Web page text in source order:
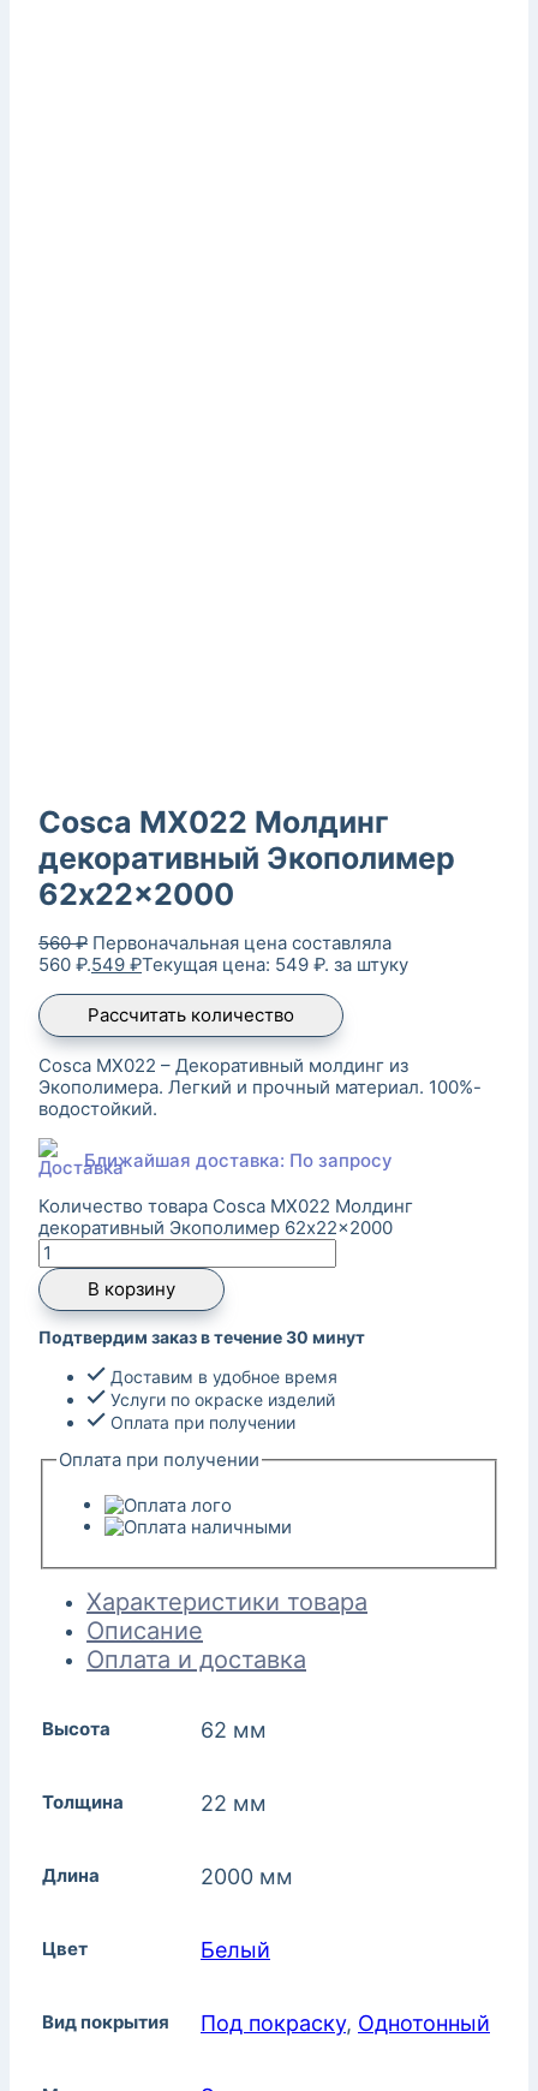
Cosca MX022 Молдинг
декоративный Экополимер
62x22x2000
560₽ Первоначальная цена составляла
560 ₽.549 ₽Текущая цена: 549 ₽. за штуку
Рассчитать количество
Cosca MX022 – Декоративный молдинг из
Экополимера. Легкий и прочный материал. 100%-
водостойкий.
Ближайшая доставка: По запросу
Количество товара Cosca MX022 Молдинг
декоративный Экополимер 62x22x2000
В корзину
Подтвердим заказ в течение 30 минут
Доставим в удобное время
Услуги по окраске изделий
Оплата при получении
Оплата при получении
Характеристики товара
Описание
Оплата и доставка
Высота 62 мм
Толщина 22 мм
Длина 2000 мм
Цвет Белый
Вид покрытия Под покраску, Однотонный